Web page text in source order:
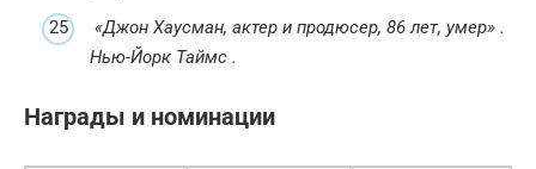
«Джон Хаусман, актер и продюсер, 86 лет, умер» .
Нью-Йорк Таймс .
Награды и номинации